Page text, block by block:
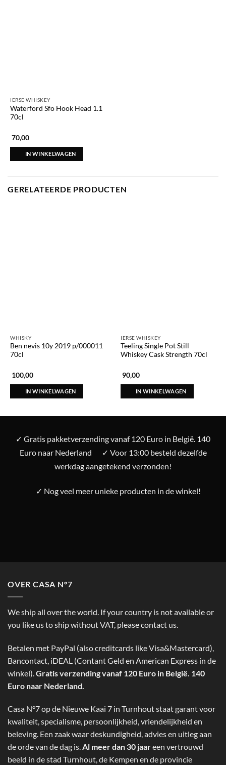
IERSE WHISKEY
Waterford Sfo Hook Head 1.1
70cl
70,00
IN WINKELWAGEN
GERELATEERDE PRODUCTEN
WHISKY
Ben nevis 10y 2019 p/000011
70cl
100,00
IN WINKELWAGEN
IERSE WHISKEY
Teeling Single Pot Still
Whiskey Cask Strength 70cl
90,00
IN WINKELWAGEN
✓ Gratis pakketverzending vanaf 120 Euro in België. 140
Euro naar Nederland
✓ Voor 13:00 besteld dezelfde
werkdag aangetekend verzonden!
✓ Nog veel meer unieke producten in de winkel!
OVER CASA N°7
We ship all over the world. If your country is not available or
you like us to ship without VAT, please contact us.
Betalen met PayPal (also creditcards like Visa&Mastercard),
Bancontact, iDEAL (Contant Geld en American Express in de
winkel). Gratis verzending vanaf 120 Euro in België. 140
Euro naar Nederland.
Casa N°7 op de Nieuwe Kaai 7 in Turnhout staat garant voor
kwaliteit, specialisme, persoonlijkheid, vriendelijkheid en
beleving. Een zaak waar deskundigheid, advies en uitleg aan
de orde van de dag is.Al meer dan 30 jaareen vertrouwd
beeld in de stad Turnhout, de Kempen en de provincie